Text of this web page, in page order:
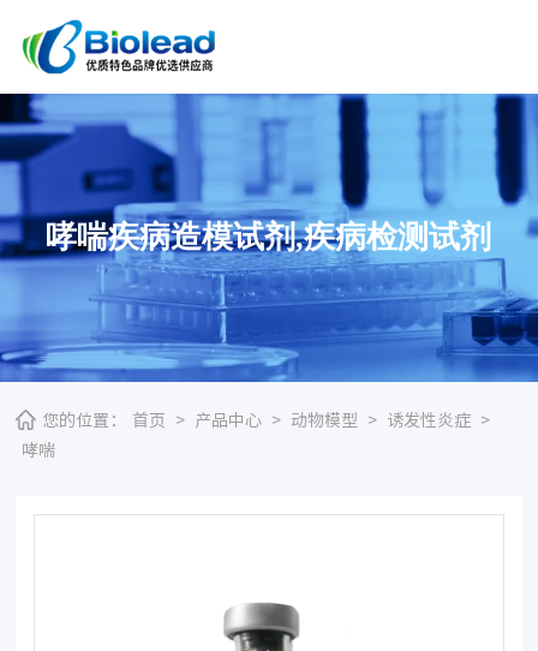
哮喘疾病造模试剂,疾病检测试剂
您的位置： 首页 > 产品中心 > 动物模型 > 诱发性炎症
>
哮喘